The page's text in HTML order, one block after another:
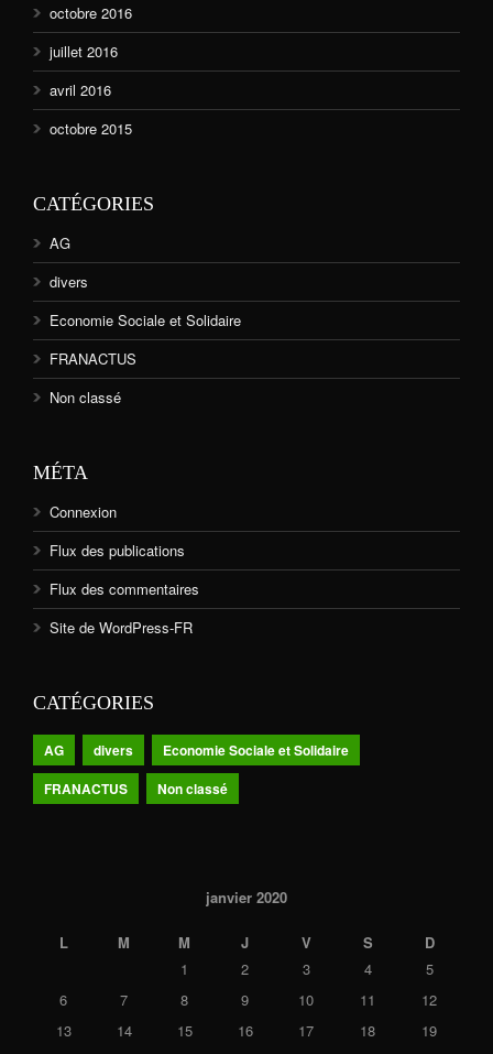
octobre 2016
juillet 2016
avril 2016
octobre 2015
CATÉGORIES
AG
divers
Economie Sociale et Solidaire
FRANACTUS
Non classé
MÉTA
Connexion
Flux des publications
Flux des commentaires
Site de WordPress-FR
CATÉGORIES
AG divers
Economie Sociale et Solidaire
FRANACTUS
Non classé
janvier 2020
L M M J V S
D
1
2 3 4
5
6
7 8 9 10 11
12
13
14 15 16 17 18
19